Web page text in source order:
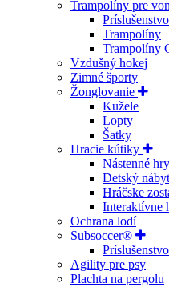
Trampolíny pre
Príslušenstvo
Trampolíny
Trampolíny
Vzdušný hokej
Zimné športy
Žonglovanie
Kužele
Lopty
Šatky
Hracie kútiky
Nástenné hry
Detský
Hráčske
Interaktívne
Ochrana lodí
Subsoccer®
Príslušenstvo
Agility pre psy
Plachta na pergolu